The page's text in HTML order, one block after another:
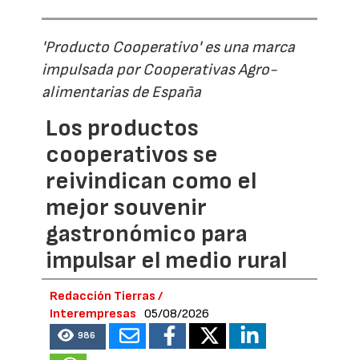
'Producto Cooperativo' es una marca
impulsada por Cooperativas Agro-
alimentarias de España
Los productos
cooperativos se
reivindican como el
mejor souvenir
gastronómico para
impulsar el medio rural
Redacción Tierras /
Interempresas
05/08/2026
986